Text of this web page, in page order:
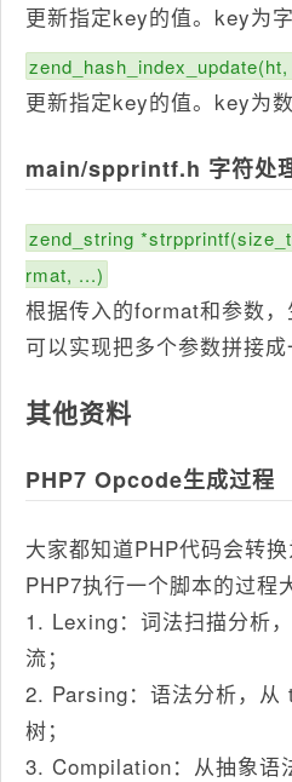
更新指定key的值。key为字
更新指定key的值。key为数
main/spprintf.h 字符处
zend_string
rmat, ...)
根据传入的format和参数，
可以实现把多个参数拼接成
其他资料
PHP7 Opcode生成过程
大家都知道PHP代码会转
PHP7执行一个脚本的过程
1. Lexing：词法扫描分析
流；
2. Parsing：语法分析，从
树；
3. Compilation：从抽象语